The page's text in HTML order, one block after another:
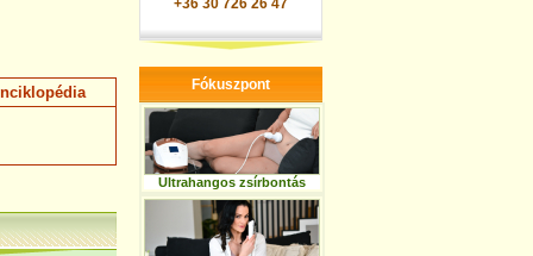
+36 30 726 26 47
Fókuszpont
Ultrahangos zsírbontás